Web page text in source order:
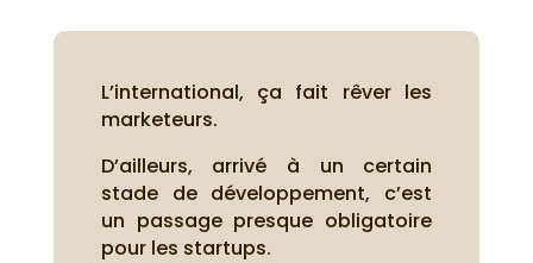
L’international, ça fait rêver les
marketeurs.
D’ailleurs, arrivé à un certain
stade de développement, c’est
un passage presque obligatoire
pour les startups.